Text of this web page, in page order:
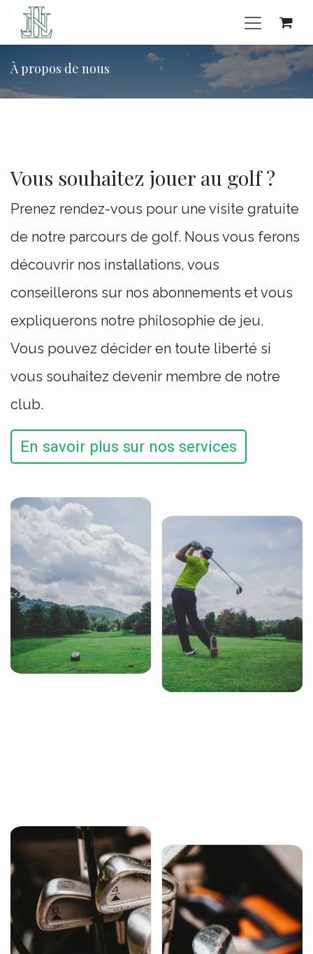
Se rendre au contenu
À propos de nous
Vous souhaitez jouer au golf ?
Prenez rendez-vous pour une visite gratuite
de notre parcours de golf. Nous vous ferons
découvrir nos installations, vous
conseillerons sur nos abonnements et vous
expliquerons notre philosophie de jeu.
Vous pouvez décider en toute liberté si
vous souhaitez devenir membre de notre
club.
En savoir plus sur nos services